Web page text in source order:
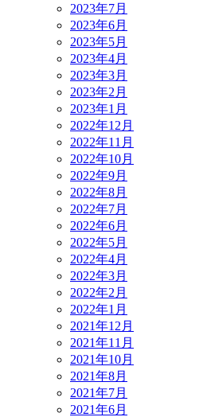
2023年7月
2023年6月
2023年5月
2023年4月
2023年3月
2023年2月
2023年1月
2022年12月
2022年11月
2022年10月
2022年9月
2022年8月
2022年7月
2022年6月
2022年5月
2022年4月
2022年3月
2022年2月
2022年1月
2021年12月
2021年11月
2021年10月
2021年8月
2021年7月
2021年6月